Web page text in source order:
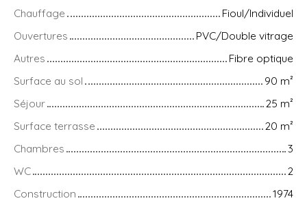
Chauffage
Fioul/Individuel
Ouvertures
PVC/Double vitrage
Autres
Fibre optique
Surface au sol
90 m²
Séjour
25 m²
Surface terrasse
20 m²
Chambres
3
WC
2
Construction
1974